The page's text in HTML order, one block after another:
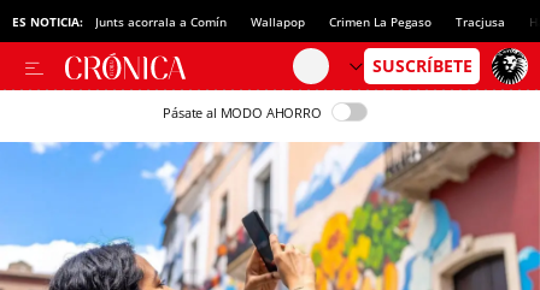
ES NOTICIA: Junts acorrala a Comín Wallapop Crimen La Pegaso Tracjusa
Pásate al MODO AHORRO